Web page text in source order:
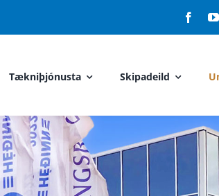
Tækniþjónusta Skipadeild